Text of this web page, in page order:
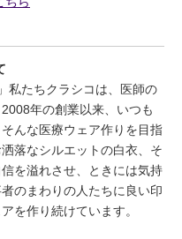
私たちクラシコは、医師の
年の創業以来、いつも
んな医療ウェア作りを目指
落なシルエットの白衣、そ
を溢れさせ、ときには気持
のまわりの人たちに良い印
を作り続けています。